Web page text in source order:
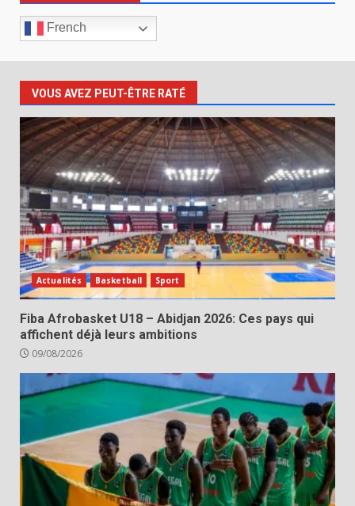
French
VOUS AVEZ PEUT-ÊTRE RATÉ
Actualités Basketball Sport
Fiba Afrobasket U18 – Abidjan 2026: Ces pays qui
affichent déjà leurs ambitions
09/08/2026